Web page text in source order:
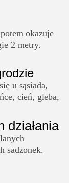
okazuje
2 metry.
u sąsiada,
cień, gleba,
działania
sadzonek.